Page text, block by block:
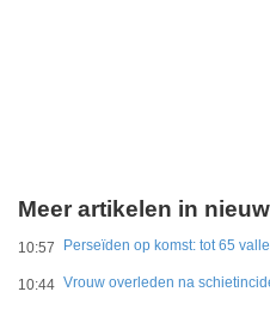
Meer artikelen in
10:57 Perseïden op komst: tot 65
10:44